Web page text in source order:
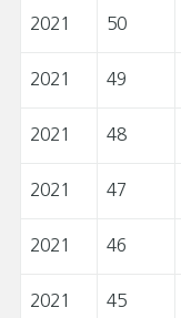
2021 50
2021 49
2021 48
2021 47
2021 46
2021 45